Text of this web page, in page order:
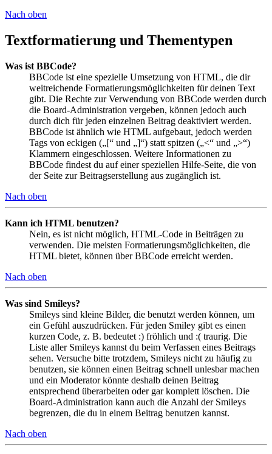
Nach oben
Textformatierung und Thementypen
Was ist BBCode?
BBCode ist eine spezielle Umsetzung von HTML, die dir
weitreichende Formatierungsmöglichkeiten für deinen Text
gibt. Die Rechte zur Verwendung von BBCode werden durch
die Board-Administration vergeben, können jedoch auch
durch dich für jeden einzelnen Beitrag deaktiviert werden.
BBCode ist ähnlich wie HTML aufgebaut, jedoch werden
Tags von eckigen („[“ und „]“) statt spitzen („<“ und „>“)
Klammern eingeschlossen. Weitere Informationen zu
BBCode findest du auf einer speziellen Hilfe-Seite, die von
der Seite zur Beitragserstellung aus zugänglich ist.
Nach oben
Kann ich HTML benutzen?
Nein, es ist nicht möglich, HTML-Code in Beiträgen zu
verwenden. Die meisten Formatierungsmöglichkeiten, die
HTML bietet, können über BBCode erreicht werden.
Nach oben
Was sind Smileys?
Smileys sind kleine Bilder, die benutzt werden können, um
ein Gefühl auszudrücken. Für jeden Smiley gibt es einen
kurzen Code, z. B. bedeutet :) fröhlich und :( traurig. Die
Liste aller Smileys kannst du beim Verfassen eines Beitrags
sehen. Versuche bitte trotzdem, Smileys nicht zu häufig zu
benutzen, sie können einen Beitrag schnell unlesbar machen
und ein Moderator könnte deshalb deinen Beitrag
entsprechend überarbeiten oder gar komplett löschen. Die
Board-Administration kann auch die Anzahl der Smileys
begrenzen, die du in einem Beitrag benutzen kannst.
Nach oben